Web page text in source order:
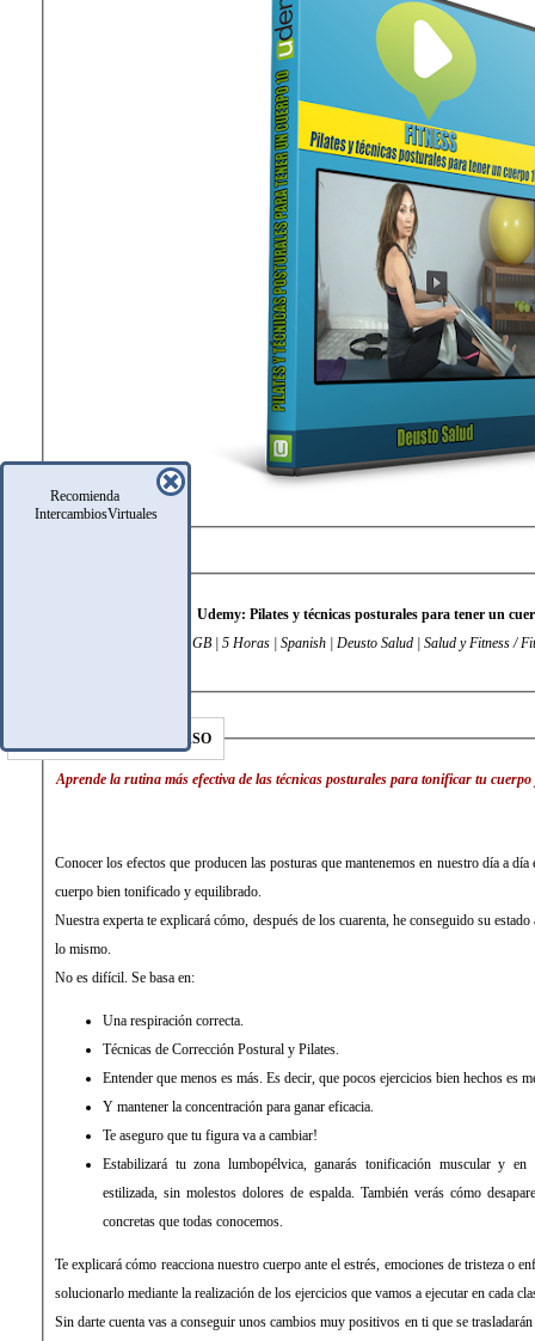
Recomienda
IntercambiosVirtuales
Udemy: Pilates y técnicas posturales para tener un
DESCRIPCIÓN DEL CURSO
Aprende la rutina más efectiva de las técnicas posturales para tonificar tu
Conocer los efectos que producen las posturas que mantenemos en nuestro día a
cuerpo bien tonificado y equilibrado.
Nuestra experta te explicará cómo, después de los cuarenta, he conseguido su
lo mismo.
No es difícil. Se basa en:
Una respiración correcta.
Técnicas de Corrección Postural y Pilates.
Entender que menos es más. Es decir, que pocos ejercicios bien hechos es
Y mantener la concentración para ganar eficacia.
Te aseguro que tu figura va a cambiar!
Estabilizará tu zona lumbopélvica, ganarás tonificación muscular y
estilizada, sin molestos dolores de espalda. También verás cómo
concretas que todas conocemos.
Te explicará cómo reacciona nuestro cuerpo ante el estrés, emociones de tristeza o
solucionarlo mediante la realización de los ejercicios que vamos a ejecutar en cada
Sin darte cuenta vas a conseguir unos cambios muy positivos en ti que se